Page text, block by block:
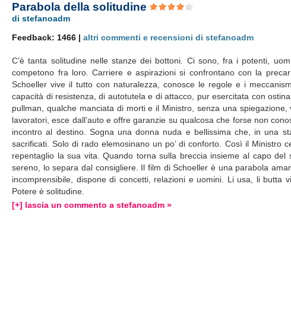
Parabola della solitudine
di stefanoadm
Feedback: 1466 |altri commenti e recensioni di stefanoadm
C’è tanta solitudine nelle stanze dei bottoni. Ci sono, fra i potenti,
competono fra loro. Carriere e aspirazioni si confrontano con la
Schoeller vive il tutto con naturalezza, conosce le regole e i
capacità di resistenza, di autotutela e di attacco, pur esercitata con
pullman, qualche manciata di morti e il Ministro, senza una
lavoratori, esce dall’auto e offre garanzie su qualcosa che forse non
incontro al destino. Sogna una donna nuda e bellissima che, in una
sacrificati. Solo di rado elemosinano un po’ di conforto. Così il Ministro
repentaglio la sua vita. Quando torna sulla breccia insieme al capo
sereno, lo separa dal consigliere. Il film di Schoeller è una parabola
incomprensibile, dispone di concetti, relazioni e uomini. Li usa, li
Potere è solitudine.
[+] lascia un commento a stefanoadm »